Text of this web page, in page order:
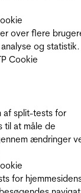
over flere
og statistik.
Cookie
af split-tests for
til at måle de
ændringer
for